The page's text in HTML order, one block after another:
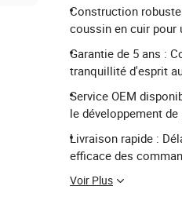
Construction
coussin en cuir pour
Garantie de 5 ans :
tranquillité d'esprit
Service OEM
le développement
Livraison rapide :
efficace des
Voir Plus